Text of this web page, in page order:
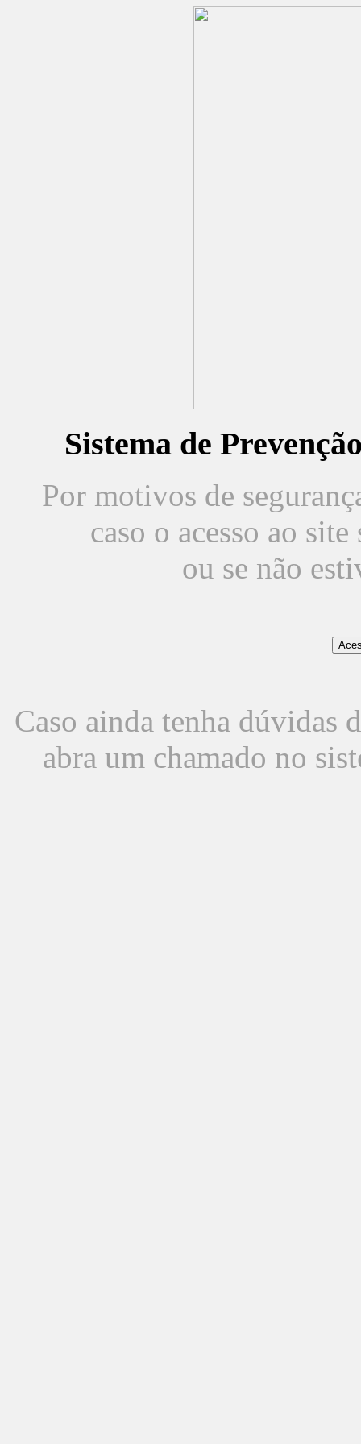
Sistema de
Por motivos de
caso o acesso ao
ou se não
Caso ainda tenha dúvidas
abra um chamado no